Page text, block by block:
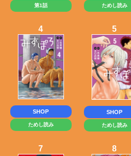
第1話 ためし読み
4
SHOP
ためし読み
5
SHOP
ためし読み
7 8